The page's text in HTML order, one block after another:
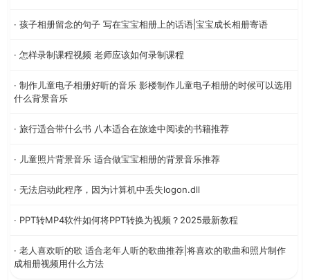
· 孩子相册留念的句子 写在宝宝相册上的话语|宝宝成长相册寄语
· 怎样录制课程视频 老师应该如何录制课程
· 制作儿童电子相册好听的音乐 影楼制作儿童电子相册的时候可以选用
什么背景音乐
· 旅行适合带什么书 八本适合在旅途中阅读的书籍推荐
· 儿童照片背景音乐 适合做宝宝相册的背景音乐推荐
· 无法启动此程序，因为计算机中丢失logon.dll
· PPT转MP4软件如何将PPT转换为视频？2025最新教程
· 老人喜欢听的歌 适合老年人听的歌曲推荐|将喜欢的歌曲和照片制作
成相册视频用什么方法